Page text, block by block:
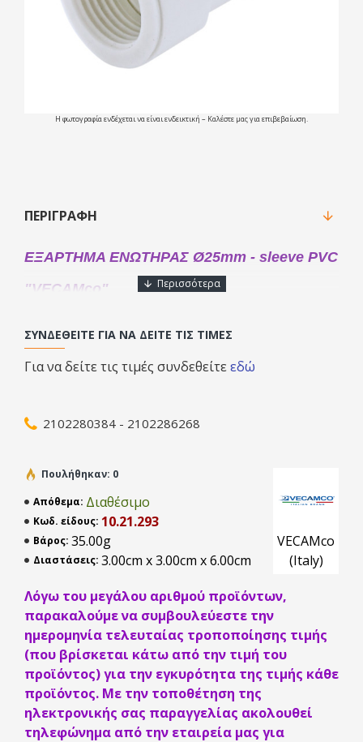
Η φωτογραφία ενδέχεται να είναι ενδεικτική – Καλέστε μας για επιβεβαίωση.
ΠΕΡΙΓΡΑΦΉ
EΞAPTHMA ENΩTHPAΣ Ø25mm - sleeve PVC
"VECAMco"
λαστιχιένια o-rings προεγκατεστημένα στα εξαρτήματα,
επιτυγχάνουν πάρα πολύ την εγκατάσταση και σας
10.21.293 Ø 25 30 Pz
ΣΥΝΔΕΘΕΊΤΕ ΓΙΑ ΝΑ ΔΕΊΤΕ ΤΙΣ ΤΙΜΈΣ
Για να δείτε τις τιμές συνδεθείτεεδώ
2102280384 - 2102286268
Απόθεμα: Διαθέσιμο
Κωδ. είδους: 10.21.293
Βάρος: 35.00g
Διαστάσεις: 3.00cm x 3.00cm x 6.00cm
VECAMco
(Italy)
Πουλήθηκαν: 0
Λόγω του μεγάλου αριθμού προϊόντων,
παρακαλούμε να συμβουλεύεστε την
ημερομηνία τελευταίας τροποποίησης τιμής
(που βρίσκεται κάτω από την τιμή του
προϊόντος) για την εγκυρότητα της τιμής κάθε
προϊόντος. Με την τοποθέτηση της
ηλεκτρονικής σας παραγγελίας ακολουθεί
τηλεφώνημα από την εταιρεία μας για